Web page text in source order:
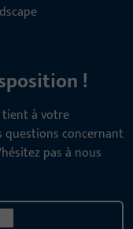
!
tient à votre
concernant
pas à nous